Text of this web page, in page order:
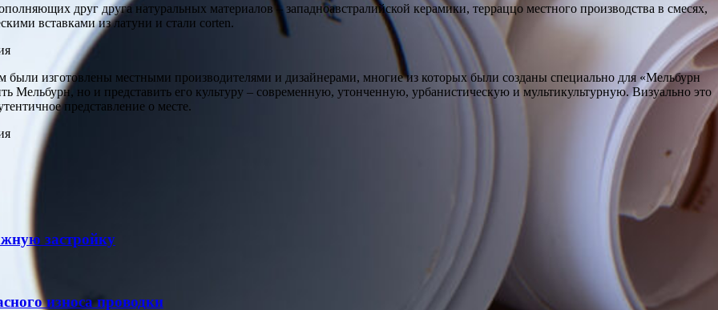
друг друга натуральных материалов – западноавстралийской керамики, терраццо местного производства в смесях,
вставками из латуни и стали corten.
были изготовлены местными производителями и дизайнерами, многие из которых были созданы специально для «Мельбурн
но и представить его культуру – современную, утонченную, урбанистическую и мультикультурную. Визуально это
представление о месте.
застройку
износа проводки